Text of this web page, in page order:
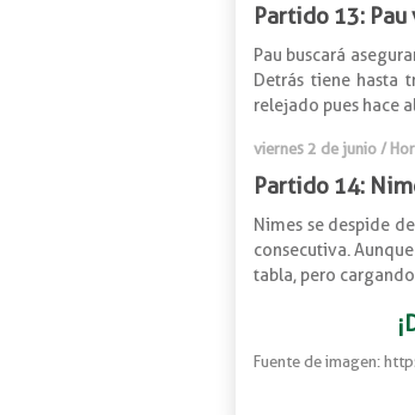
Partido 13: Pau
Pau buscará
Detrás tiene hasta
relejado pues hace
viernes 2 de junio /
Partido 14:
Nimes se despide
consecutiva.
tabla, pero
Fuente de imagen: